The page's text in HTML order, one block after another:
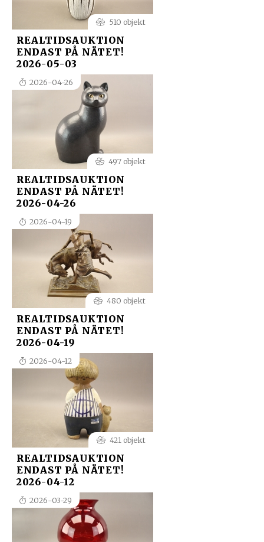
510 objekt
REALTIDSAUKTION
ENDAST PÅ NÄTET!
2026-05-03
2026-04-26
497 objekt
REALTIDSAUKTION
ENDAST PÅ NÄTET!
2026-04-26
2026-04-19
480 objekt
REALTIDSAUKTION
ENDAST PÅ NÄTET!
2026-04-19
2026-04-12
421 objekt
REALTIDSAUKTION
ENDAST PÅ NÄTET!
2026-04-12
2026-03-29